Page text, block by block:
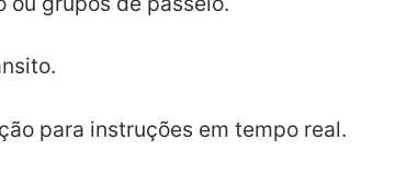
para instruções em tempo real.